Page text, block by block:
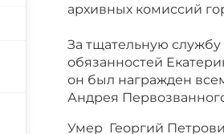
архивных комиссий
За тщательную
обязанностей
он был награжден
Андрея
Умер Георгий